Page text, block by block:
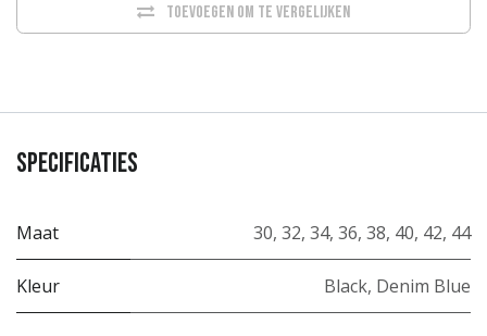
Toevoegen om te vergelijken
Specificaties
Maat 30, 32, 34, 36, 38, 40, 42, 44
Kleur Black, Denim Blue